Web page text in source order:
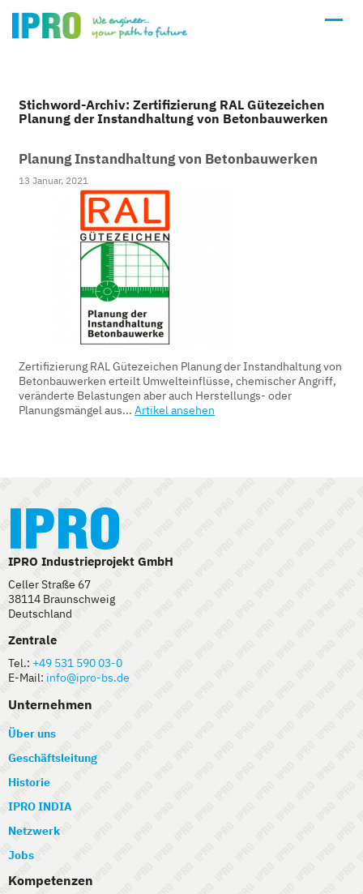
Stichword-Archiv: Zertifizierung RAL Gütezeichen
Planung der Instandhaltung von Betonbauwerken
Planung Instandhaltung von Betonbauwerken
13 Januar, 2021
Zertifizierung RAL Gütezeichen Planung der Instandhaltung von
Betonbauwerken erteilt Umwelteinflüsse, chemischer Angriff,
veränderte Belastungen aber auch Herstellungs- oder
Planungsmängel aus...Artikel ansehen
IPRO Industrieprojekt GmbH
Celler Straße 67
38114 Braunschweig
Deutschland
Zentrale
Tel.: +49 531 590 03-0
E-Mail: info@ipro-bs.de
Unternehmen
Über uns
Geschäftsleitung
Historie
IPRO INDIA
Netzwerk
Jobs
Kompetenzen